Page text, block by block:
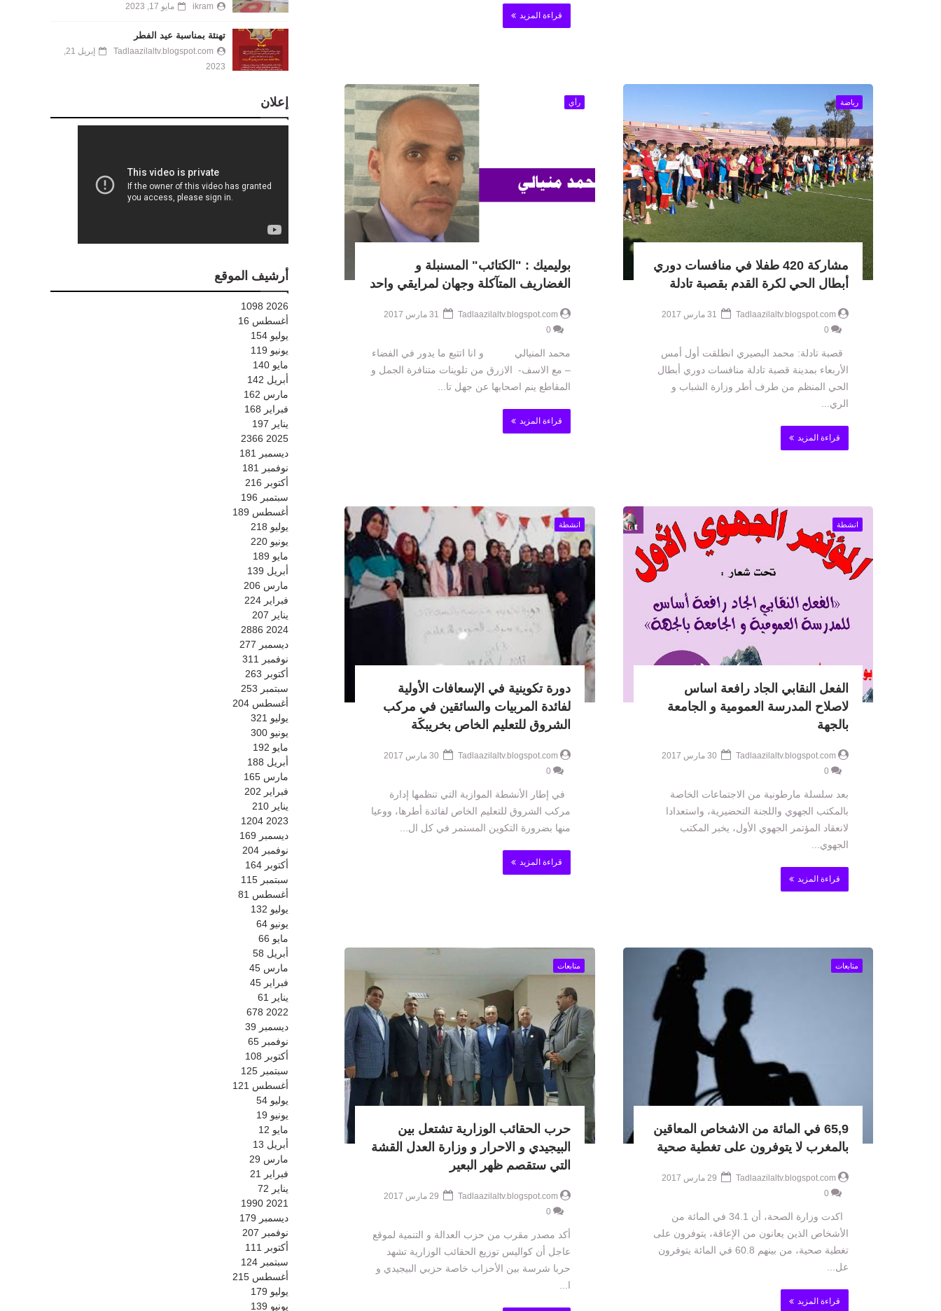
قراءة المزيد
رياضة
مشاركة 420 طفلا في منافسات دوري
أبطال الحي لكرة القدم بقصبة تادلة
Tadlaazilaltv.blogspot.com
0
قصبة تادلة: محمد البصيري انطلقت أول أمس
الأربعاء بمدينة قصبة تادلة منافسات دوري أبطال
الحي المنظم من طرف أطر وزارة الشباب و
الري...
قراءة المزيد
رأي
بوليميك : "الكتائب" المسنبلة و
الغضاريف المتآكلة وجهان لمرايقي واحد
Tadlaazilaltv.blogspot.com
0
محمد المنيالي و انا اتتبع ما يدور في الفضاء
– مع الاسف- الازرق من تلوينات متنافرة الجمل و
المقاطع ينم اصحابها عن جهل تا...
قراءة المزيد
انشطة
الفعل النقابي الجاد رافعة اساس
لاصلاح المدرسة العمومية و الجامعة
بالجهة
Tadlaazilaltv.blogspot.com
0
بعد سلسلة مارطونية من الاجتماعات الخاصة
بالمكتب الجهوي واللجنة التحضيرية، واستعدادا
لانعقاد المؤتمر الجهوي الأول، يخبر المكتب
الجهوي...
قراءة المزيد
انشطة
دورة تكوينية في الإسعافات الأولية
لفائدة المربيات والسائقين في مركب
الشروق للتعليم الخاص بخريبكَة
Tadlaazilaltv.blogspot.com
0
في إطار الأنشطة الموازية التي تنظمها إدارة
مركب الشروق للتعليم الخاص لفائدة أطرها، ووعيا
منها بضرورة التكوين المستمر في كل ال...
قراءة المزيد
متابعات
65,9 في المائة من الاشخاص المعاقين
بالمغرب لا يتوفرون على تغطية صحية
Tadlaazilaltv.blogspot.com
0
اكدت وزارة الصحة، أن 34.1 في المائة من
الأشخاص الذين يعانون من الإعاقة، يتوفرون على
تغطية صحية، من بينهم 60.8 في المائة يتوفرون
عل...
قراءة المزيد
متابعات
حرب الحقائب الوزارية تشتعل بين
البيجيدي و الاحرار و وزارة العدل القشة
التي ستقصم ظهر البعير
Tadlaazilaltv.blogspot.com
0
أكد مصدر مقرب من حزب العدالة و التنمية لموقع
عاجل أن كواليس توزيع الحقائب الوزارية تشهد
حربا شرسة بين الأحزاب خاصة حزبي البيجيدي و
ا...
ikram مايو 17, 2023
تهنئة بمناسبة عيد الفطر
Tadlaazilaltv.blogspot.com
إبريل 21,
2023
إعلان
أرشيف الموقع
2026
1098
أغسطس 16
يوليو 154
يونيو 119
مايو 140
أبريل 142
مارس 162
فبراير 168
يناير 197
2025
2366
ديسمبر
181
نوفمبر
181
أكتوبر 216
سبتمبر 196
أغسطس 189
يوليو 218
يونيو 220
مايو 189
أبريل 139
مارس 206
فبراير 224
يناير 207
2024
2886
ديسمبر 277
نوفمبر
311
أكتوبر 263
سبتمبر 253
أغسطس 204
يوليو 321
يونيو 300
مايو 192
أبريل 188
مارس 165
فبراير 202
يناير 210
2023
1204
ديسمبر 169
نوفمبر 204
أكتوبر 164
سبتمبر 115
أغسطس 81
يوليو 132
يونيو 64
مايو 66
أبريل 58
مارس 45
فبراير 45
يناير
61
2022
678
ديسمبر 39
نوفمبر 65
أكتوبر 108
سبتمبر 125
أغسطس 121
يوليو 54
يونيو 19
مايو 12
أبريل 13
مارس 29
فبراير
21
يناير 72
2021
1990
ديسمبر 179
نوفمبر 207
أكتوبر
111
سبتمبر 124
أغسطس 215
يوليو 179
يونيو 139